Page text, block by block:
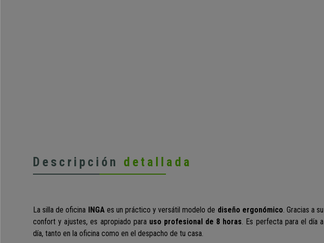
Descripción detallada
La silla de oficina INGAes un práctico y versátil modelo de diseño ergonómico. Gracias a su
confort y ajustes,es apropiado parauso profesional de 8 horas. Es perfecta para el día a
día, tanto en la oficina como en el despacho de tu casa.